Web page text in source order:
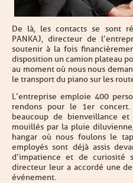
De là, les contacts se sont
PANKAJ, directeur de
soutenir à la fois
disposition un camion plateau
au moment où nous nous
le transport du piano sur les
L’entreprise emploie 400
rendons pour le 1er concert.
beaucoup de bienveillance
mouillés par la pluie
hangar où nous foulons le
employés sont déjà assis
d’impatience et de curiosité
directeur leur a accordé une
événement.